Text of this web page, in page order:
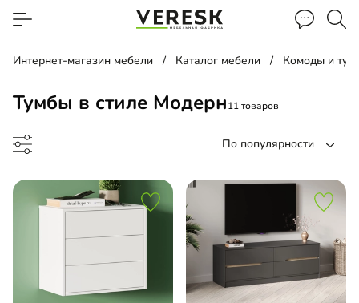
Интернет-магазин мебели Каталог мебели Комоды и
Тумбы в стиле Модерн11 товаров
По популярности